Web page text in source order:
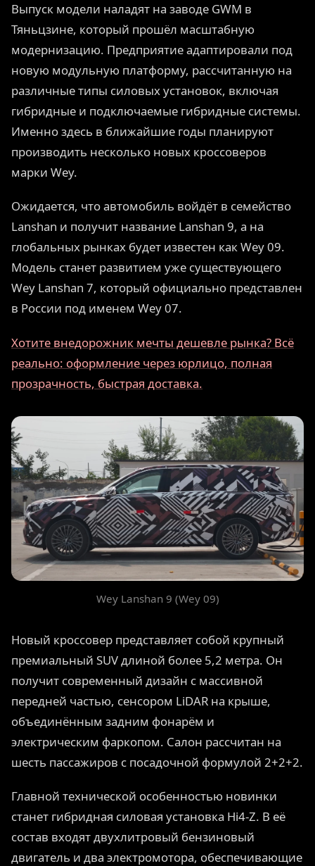
Выпуск модели наладят на заводе GWM в
Тяньцзине, который прошёл масштабную
модернизацию. Предприятие адаптировали под
новую модульную платформу, рассчитанную на
различные типы силовых установок, включая
гибридные и подключаемые гибридные системы.
Именно здесь в ближайшие годы планируют
производить несколько новых кроссоверов
марки Wey.
Ожидается, что автомобиль войдёт в семейство
Lanshan и получит название Lanshan 9, а на
глобальных рынках будет известен как Wey 09.
Модель станет развитием уже существующего
Wey Lanshan 7, который официально представлен
в России под именем Wey 07.
Хотите внедорожник мечты дешевле рынка? Всё
реально: оформление через юрлицо, полная
прозрачность, быстрая доставка.
Wey Lanshan 9 (Wey 09)
Новый кроссовер представляет собой крупный
премиальный SUV длиной более 5,2 метра. Он
получит современный дизайн с массивной
передней частью, сенсором LiDAR на крыше,
объединённым задним фонарём и
электрическим фаркопом. Салон рассчитан на
шесть пассажиров с посадочной формулой 2+2+2.
Главной технической особенностью новинки
станет гибридная силовая установка Hi4-Z. В её
состав входят двухлитровый бензиновый
двигатель и два электромотора, обеспечивающие